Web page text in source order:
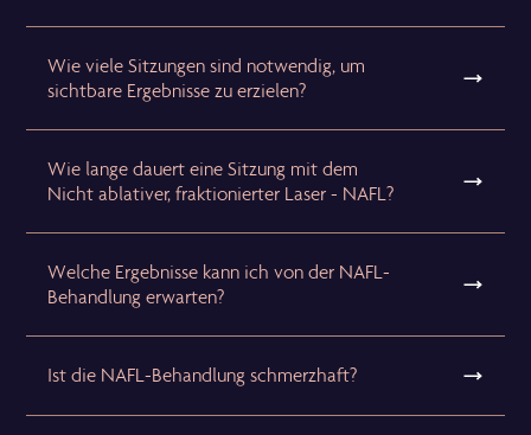
Wie viele Sitzungen sind notwendig, um
sichtbare Ergebnisse zu erzielen?
Wie lange dauert eine Sitzung mit dem
Nicht ablativer, fraktionierter Laser - NAFL?
Welche Ergebnisse kann ich von der NAFL-
Behandlung erwarten?
Ist die NAFL-Behandlung schmerzhaft?